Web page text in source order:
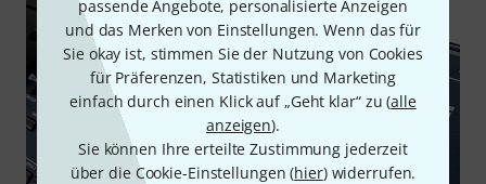
passende Angebote, personalisierte Anzeigen
und das Merken von Einstellungen. Wenn das für
Sie okay ist, stimmen Sie der Nutzung von Cookies
für Präferenzen, Statistiken und Marketing
einfach durch einen Klick auf „Geht klar“ zu (alle
anzeigen).
Sie können Ihre erteilte Zustimmung jederzeit
über die Cookie-Einstellungen (hier) widerrufen.